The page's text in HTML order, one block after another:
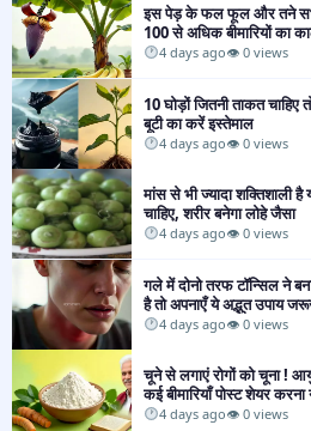
इस पेड़ के फल फूल और तने
100 से अधिक बीमारियों का
4 days ago👁 0 views
10 घोड़ों जितनी ताकत
बूटी का करें इस्तेमाल
4 days ago👁 0 views
मांस से भी ज्यादा शक्तिशाली है
चाहिए, शरीर बनेगा लोहे जैसा
4 days ago👁 0 views
गले में दोनो तरफ टॉन्सिल ने बना
है तो अपनाएँ ये अद्भुत उपाय
4 days ago👁 0 views
चूने से लगाएं रोगों को चूना !
कई बीमारियाँ पोस्ट शेयर
4 days ago👁 0 views